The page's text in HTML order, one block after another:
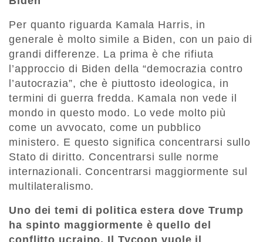
Per quanto riguarda Kamala Harris, in
generale è molto simile a Biden, con un paio di
grandi differenze. La prima è che rifiuta
l’approccio di Biden della “democrazia contro
l’autocrazia”, che è piuttosto ideologica, in
termini di guerra fredda. Kamala non vede il
mondo in questo modo. Lo vede molto più
come un avvocato, come un pubblico
ministero. E questo significa concentrarsi sullo
Stato di diritto. Concentrarsi sulle norme
internazionali. Concentrarsi maggiormente sul
multilateralismo.
Uno dei temi di politica estera dove Trump
ha spinto maggiormente è quello del
conflitto ucraino. Il Tycoon vuole il